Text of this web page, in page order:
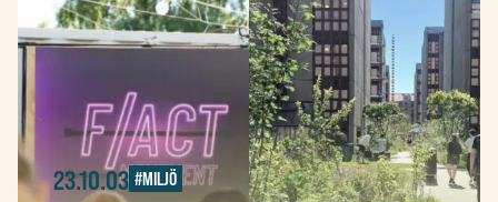
23.10.03 #MILJÖ